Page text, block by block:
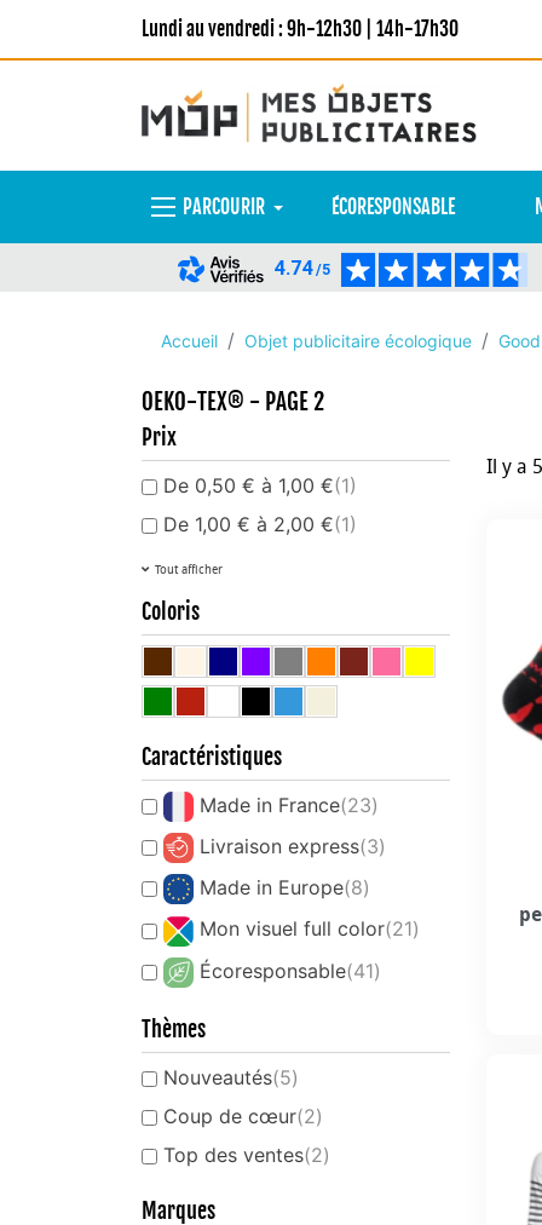
Lundi au vendredi : 9h-12h30 | 14h-17h30
PARCOURIR ÉCORESPONSABLE
4.74/5
Accueil Objet publicitaire écologique
OEKO-TEX® - PAGE 2
Prix
De 0,50 € à 1,00 €(1)
De 1,00 € à 2,00 €(1)
Tout afficher
Coloris
Caractéristiques
Made in France(23)
Livraison express(3)
Made in Europe(8)
Mon visuel full color(21)
Écoresponsable(41)
Thèmes
Nouveautés(5)
Coup de cœur(2)
Top des ventes(2)
Marques
Il y a